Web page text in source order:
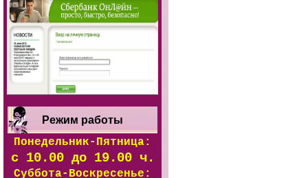
Режим работы
Понедельник-Пятница:
с 10.00 до 19.00 ч.
Суббота-Воскресенье: